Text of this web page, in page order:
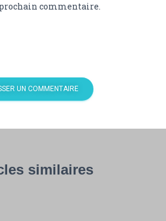
commentaire.
similaires